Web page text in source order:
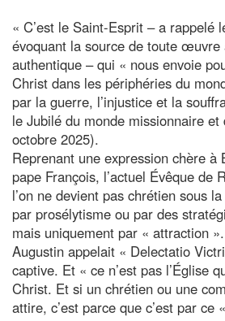
« C’est le Saint-Esprit – a rappelé
évoquant la source de toute œuvre
authentique – qui « nous envoie
Christ dans les périphéries du
par la guerre, l’injustice et la
le Jubilé du monde missionnaire
octobre 2025).
Reprenant une expression chère à
pape François, l’actuel Évêque de
l’on ne devient pas chrétien sous
par prosélytisme ou par des
mais uniquement par « attraction
Augustin appelait « Delectatio
captive. Et « ce n’est pas l’Église
Christ. Et si un chrétien ou une
attire, c’est parce que c’est par ce